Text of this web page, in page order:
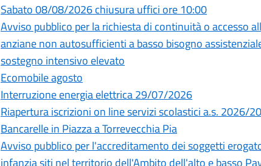
Sabato 08/08/2026 chiusura uffici ore 10:00
Avviso pubblico per la richiesta di continuità o accesso
anziane non autosufficienti a basso bisogno
sostegno intensivo elevato
Ecomobile agosto
Interruzione energia elettrica 29/07/2026
Riapertura iscrizioni on line servizi scolastici a.s. 2026/
Bancarelle in Piazza a Torrevecchia Pia
Avviso pubblico per l'accreditamento dei soggetti
infanzia siti nel territorio dell'Ambito dell'alto e basso